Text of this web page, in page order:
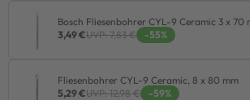
Bosch Fliesenbohrer CYL-9 Ceramic 3 x 70
3,49 €UVP: 7,83 € -55%
Fliesenbohrer CYL-9 Ceramic, 8 x 80 mm
5,29 €UVP: 12,98 € -59%